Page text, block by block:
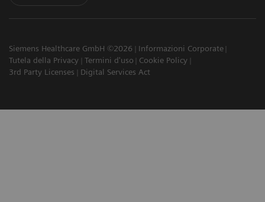
Siemens Healthcare GmbH ©2026
Informazioni Corporate
Tutela della Privacy
Termini d'uso
Cookie Policy
3rd Party Licenses
Digital Services Act